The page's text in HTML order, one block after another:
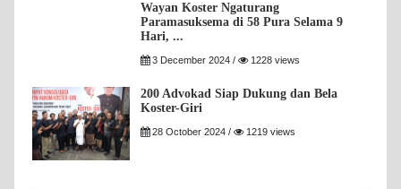
Wayan Koster Ngaturang
Paramasuksema di 58 Pura Selama 9
Hari, ...
3 December 2024 / 1228 views
200 Advokad Siap Dukung dan Bela
Koster-Giri
28 October 2024 / 1219 views